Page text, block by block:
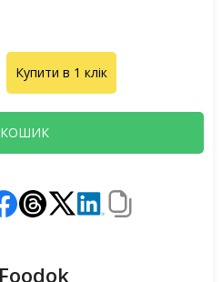
Купити в 1 клік